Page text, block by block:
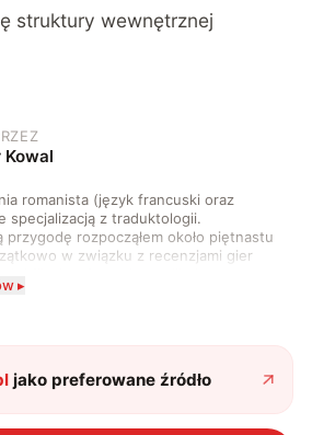
struktury wewnętrznej
romanista (język francuski oraz
specjalizacją z traduktologii.
przygodę rozpocząłem około piętnastu
w związku z recenzjami gier
częściej na tematy związane z nauką
oraz oglądać sport.
▸
jako preferowane źródło